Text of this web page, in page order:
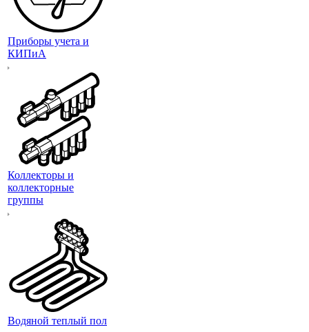
Приборы учета и
КИПиА
Коллекторы и
коллекторные
группы
Водяной теплый пол